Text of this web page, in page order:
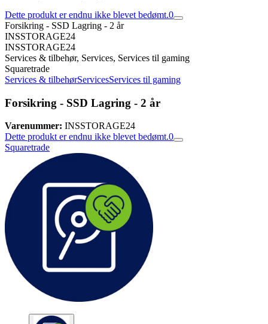
Dette produkt er endnu ikke blevet bedømt.0
Forsikring - SSD Lagring - 2 år
INSSTORAGE24
INSSTORAGE24
Services & tilbehør, Services, Services til gaming
Squaretrade
Services & tilbehørServicesServices til gaming
Forsikring - SSD Lagring - 2 år
Varenummer: INSSTORAGE24
Dette produkt er endnu ikke blevet bedømt.0
Squaretrade